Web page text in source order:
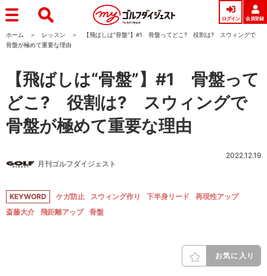
ログイン 会員登録
ホーム レッスン
【飛ばしは“骨盤”】#1 骨盤ってどこ? 役割は? スウィングで
骨盤が極めて重要な理由
【飛ばしは“骨盤”】#1 骨盤って
どこ? 役割は? スウィングで
骨盤が極めて重要な理由
月刊ゴルフダイジェスト
2022.12.19
KEYWORD ケガ防止 スウィング作り 下半身リード
再現性アップ
斎藤大介
飛距離アップ 骨盤
お気に入り